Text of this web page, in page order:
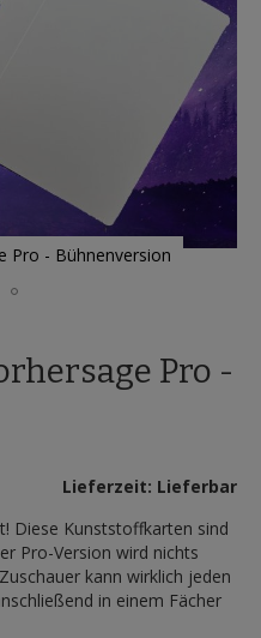
Pro - Bühnenversion
Pro -
Lieferzeit: Lieferbar
Diese Kunststoffkarten sind
Pro-Version wird nichts
kann wirklich jeden
in einem Fächer